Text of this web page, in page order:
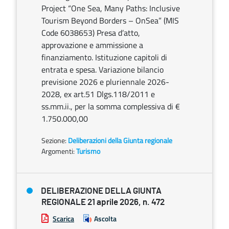
Project “One Sea, Many Paths: Inclusive
Tourism Beyond Borders – OnSea” (MIS
Code 6038653) Presa d’atto,
approvazione e ammissione a
finanziamento. Istituzione capitoli di
entrata e spesa. Variazione bilancio
previsione 2026 e pluriennale 2026-
2028, ex art.51 Dlgs.118/2011 e
ss.mm.ii., per la somma complessiva di €
1.750.000,00
Sezione: Deliberazioni della Giunta regionale
Argomenti:Turismo
DELIBERAZIONE DELLA GIUNTA
REGIONALE 21 aprile 2026, n. 472
Scarica Ascolta